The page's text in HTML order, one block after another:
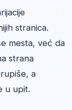
stranica.
mesta, već da
strana
a
u upit.